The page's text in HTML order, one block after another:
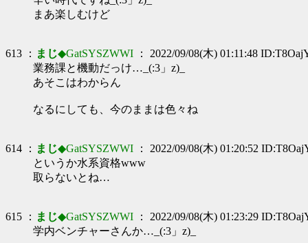
まあ楽しむけど
613 ： まじ◆GatSYSZWWI ： 2022/09/08(木) 01:11:48
業務課と機動だっけ…_(:3」z)_
あそこはわからん
なるにしても、今のままは色々ね
614 ： まじ◆GatSYSZWWI ： 2022/09/08(木) 01:20:52
というか水系資格www
取らないとね…
615 ： まじ◆GatSYSZWWI ： 2022/09/08(木) 01:23:29
学内ベンチャーさんか…_(:3」z)_